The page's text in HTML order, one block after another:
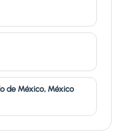
de México, México